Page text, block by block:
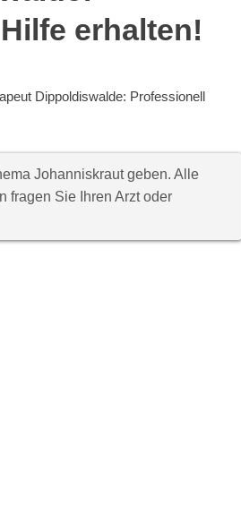
erhalten!
Dippoldiswalde: Professionell
Johanniskraut geben. Alle
fragen Sie Ihren Arzt oder